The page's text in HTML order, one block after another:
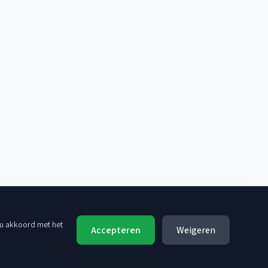
akkoord met het
Accepteren Weigeren